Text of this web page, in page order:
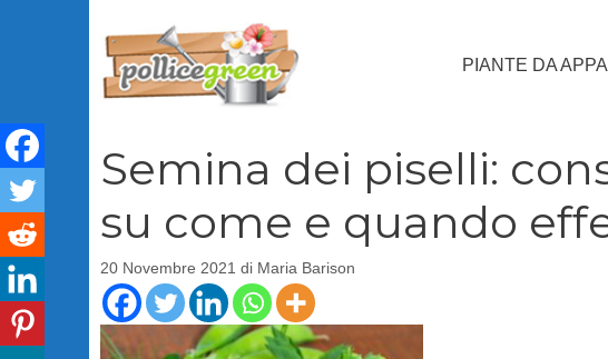
PIANTE DA
Semina dei piselli:
su come e quando
20 Novembre 2021 di Maria Barison